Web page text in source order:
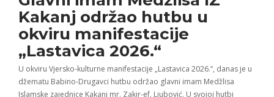
Kakanj održao hutbu u
okviru manifestacije
„Lastavica 2026.“
U okviru Vjersko-kulturne manifestacije „Lastavica 2026.“, danas je u
džematu Babino-Drugavci hutbu održao glavni imam Medžlisa
Islamske zajednice Kakanj mr. Zakir-ef. Ljubović. U svojoj hutbi